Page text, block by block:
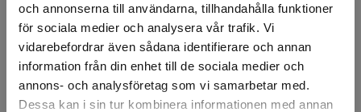
och annonserna till användarna, tillhandahålla funktioner
för sociala medier och analysera vår trafik. Vi
vidarebefordrar även sådana identifierare och annan
information från din enhet till de sociala medier och
annons- och analysföretag som vi samarbetar med.
Dessa kan i sin tur kombinera informationen med annan
Snabba leveranser
Kvalitetsprodukter
Över 30 år i branschen!
Lagerstatus